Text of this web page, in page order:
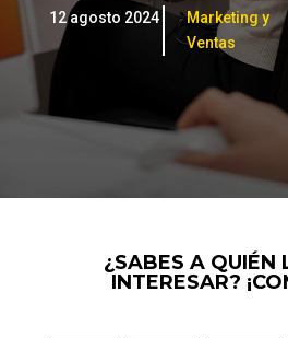
12 agosto 2024
Marketing y
Ventas
¿SABES A QUIÉN
INTERESAR?